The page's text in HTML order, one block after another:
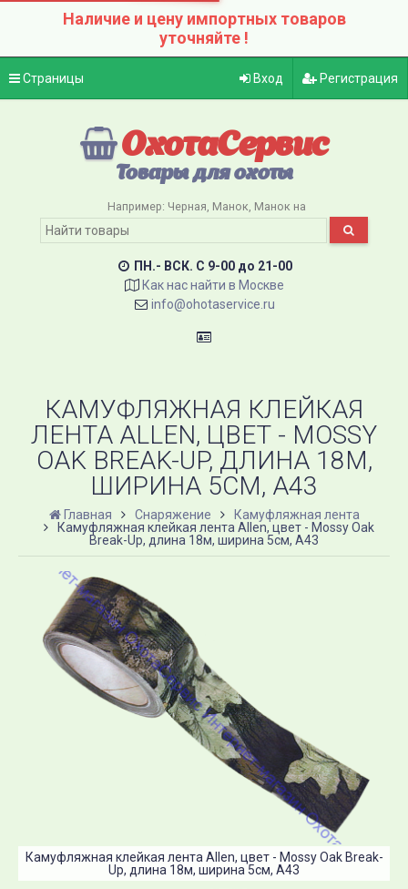
Наличие и цену импортных товаров
уточняйте !
Страницы Вход Регистрация
ОхотаСервис
Товары для охоты
Например: Черная Манок Манок на
ПН.- ВСК. C 9-00 до 21-00
Как нас найти в Москве
info@ohotaservice.ru
КАМУФЛЯЖНАЯ КЛЕЙКАЯ
ЛЕНТА ALLEN, ЦВЕТ - MOSSY
OAK BREAK-UP, ДЛИНА 18М,
ШИРИНА 5СМ, A43
Главная Снаряжение
Камуфляжная лента
Камуфляжная клейкая лента Allen, цвет - Mossy Oak
Break-Up, длина 18м, ширина 5см, A43
Камуфляжная клейкая лента Allen, цвет - Mossy Oak Break-
Up, длина 18м, ширина 5см, A43